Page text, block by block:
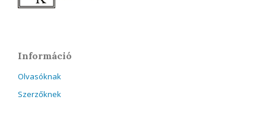
Információ
Olvasóknak
Szerzőknek